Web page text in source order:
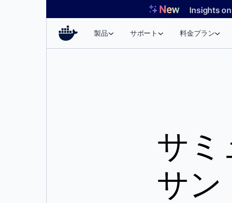
Insights
製品 サポート 料金プラン
サミ
サン